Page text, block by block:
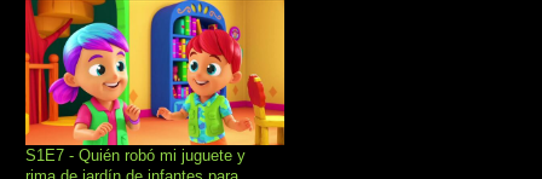
S1E7 - Quién robó mi juguete y